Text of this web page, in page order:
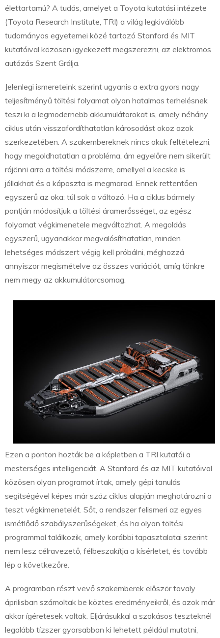
élettartamú? A tudás, amelyet a Toyota kutatási intézete
(Toyota Research Institute, TRI) a világ legkiválóbb
tudományos egyetemei közé tartozó Stanford és MIT
kutatóival közösen igyekezett megszerezni, az elektromos
autózás Szent Grálja.
Jelenlegi ismereteink szerint ugyanis a extra gyors nagy
teljesítményű töltési folyamat olyan hatalmas terhelésnek
teszi ki a legmodernebb akkumulátorokat is, amely néhány
ciklus után visszafordíthatatlan károsodást okoz azok
szerkezetében. A szakembereknek nincs okuk feltételezni,
hogy megoldhatatlan a probléma, ám egyelőre nem sikerült
rájönni arra a töltési módszerre, amellyel a kecske is
jóllakhat és a káposzta is megmarad. Ennek rettentően
egyszerű az oka: túl sok a változó. Ha a ciklus bármely
pontján módosítjuk a töltési áramerősséget, az egész
folyamat végkimenetele megváltozhat. A megoldás
egyszerű, ugyanakkor megvalósíthatatlan, minden
lehetséges módszert végig kell próbálni, méghozzá
annyiszor megismételve az összes variációt, amíg tönkre
nem megy az akkumulátorcsomag.
Ezen a ponton hozták be a képletben a TRI kutatói a
mesterséges intelligenciát. A Stanford és az MIT kutatóival
közösen olyan programot írtak, amely gépi tanulás
segítségével képes már száz ciklus alapján meghatározni a
teszt végkimenetelét. Sőt, a rendszer felismeri az egyes
ismétlődő szabályszerűségeket, és ha olyan töltési
programmal találkozik, amely korábbi tapasztalatai szerint
nem lesz célravezető, félbeszakítja a kísérletet, és tovább
lép a következőre.
A programban részt vevő szakemberek először tavaly
áprilisban számoltak be köztes eredményeikről, és azok már
akkor ígéretesek voltak. Eljárásukkal a szokásos teszteknél
legalább tízszer gyorsabban ki lehetett például mutatni,